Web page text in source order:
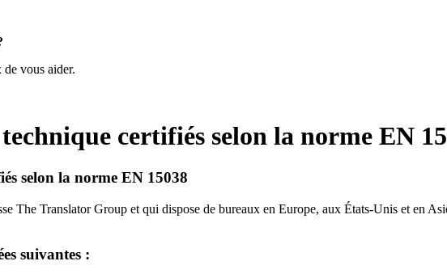
vous aider.
certifiés selon la norme EN
selon la norme EN 15038
The Translator Group et qui dispose de bureaux en Europe, aux États-Unis et en
suivantes :